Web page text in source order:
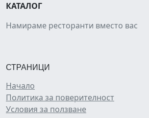
КАТАЛОГ
Намираме ресторанти вместо вас
СТРАНИЦИ
Начало
Политика за поверителност
Условия за ползване